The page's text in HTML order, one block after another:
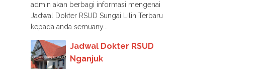
admin akan berbagi informasi mengenai
Jadwal Dokter RSUD Sungai Lilin Terbaru
kepada anda semuany...
Jadwal Dokter RSUD
Nganjuk